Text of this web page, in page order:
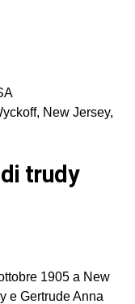
New Jersey,
1905 a New
e Gertrude Anna